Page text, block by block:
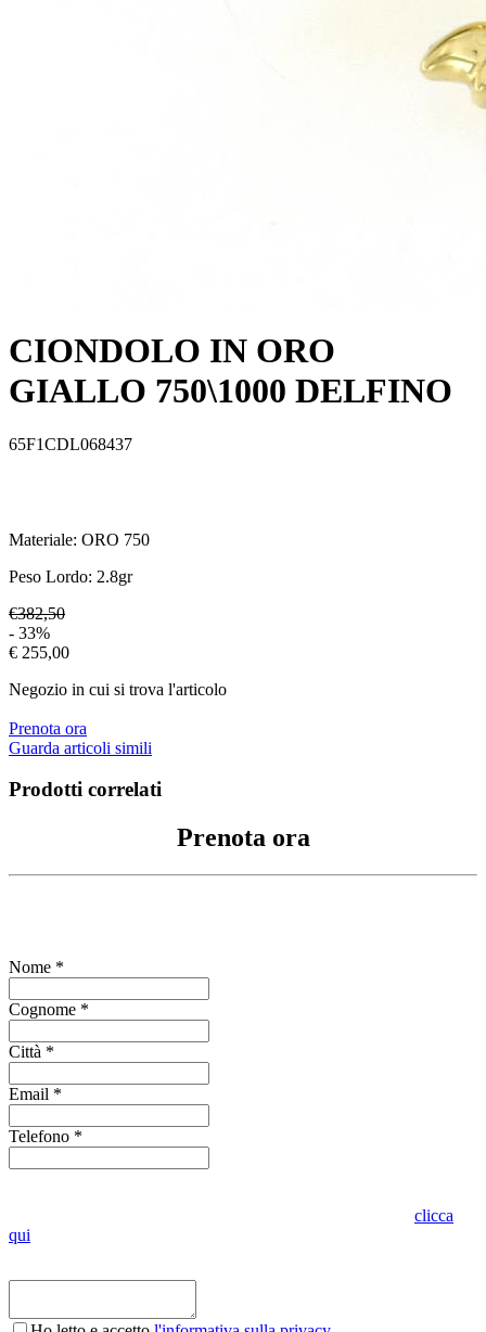
CIONDOLO IN ORO
GIALLO 750\1000 DELFINO
65F1CDL068437
Materiale: ORO 750
Peso Lordo: 2.8gr
€382,50
- 33%
€ 255,00
Negozio in cui si trova l'articolo
Prenota ora
Guarda articoli simili
Prodotti correlati
Prenota ora
Nome *
Cognome *
Città *
Email *
Telefono *
clicca
qui